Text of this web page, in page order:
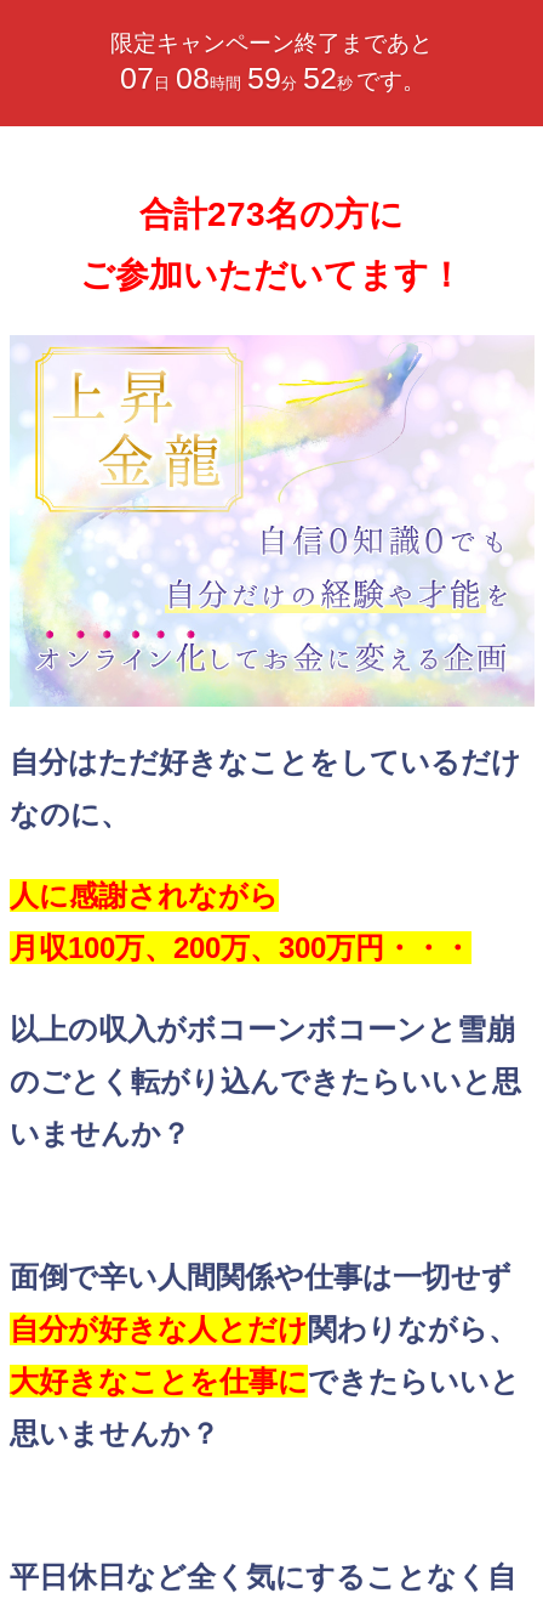
限定キャンペーン終了まであと
07 日 08時間 59分 50秒 です。
合計273名の方に
ご参加いただいてます！
自分はただ好きなことをしているだけ
なのに、
人に感謝されながら
月収100万、200万、300万円・・・
以上の収入がボコーンボコーンと雪崩
のごとく転がり込んできたらいいと思
いませんか？
面倒で辛い人間関係や仕事は一切せず
自分が好きな人とだけ関わりながら、
大好きなことを仕事にできたらいいと
思いませんか？
平日休日など全く気にすることなく自